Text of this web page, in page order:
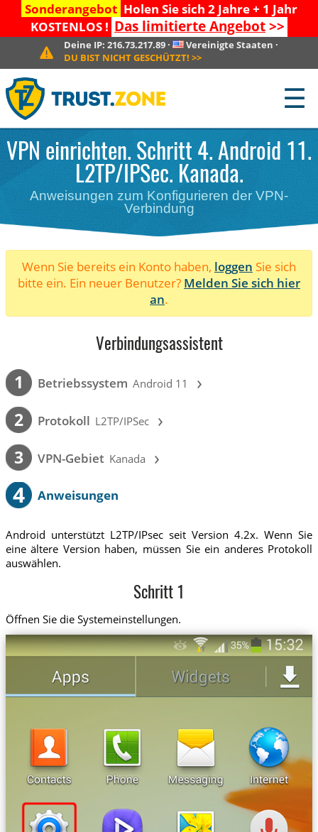
Sonderangebot Holen Sie sich 2 Jahre + 1 Jahr
KOSTENLOS ! Das limitierte Angebot>>
Deine IP:216.73.217.89 · Vereinigte Staaten ·
DU BIST NICHT GESCHÜTZT! >>
☰
VPN einrichten. Schritt 4. Android 11.
L2TP/IPSec. Kanada.
Anweisungen zum Konfigurieren der VPN-
Verbindung
Wenn Sie bereits ein Konto haben, loggen Sie sich
bitte ein. Ein neuer Benutzer? Melden Sie sich hier
an.
Verbindungsassistent
1 Betriebssystem Android 11 ›
2 Protokoll L2TP/IPSec ›
3 VPN-Gebiet Kanada ›
4 Anweisungen
Android unterstützt L2TP/IPsec seit Version 4.2x. Wenn Sie
eine ältere Version haben, müssen Sie ein anderes Protokoll
auswählen.
Schritt 1
Öffnen Sie die Systemeinstellungen.